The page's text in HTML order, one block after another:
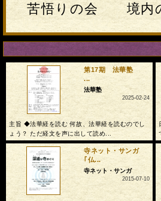
苦悟りの会 境内
第17期 法華塾
...
法華塾
2025-02-24
主旨 ◆法華経を読む 何故、法華経を読むのでし
ょう？ ただ経文を声に出して読め...
寺ネット・サンガ
｢仏...
寺ネット・サンガ
2015-07-10